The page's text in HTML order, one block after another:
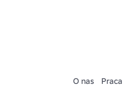
O nas Praca